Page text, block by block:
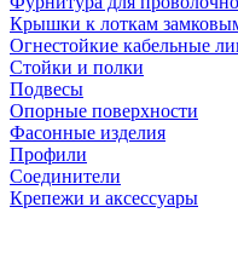
Крышки к лоткам
Огнестойкие кабельные
Стойки и полки
Подвесы
Опорные поверхности
Фасонные изделия
Профили
Соединители
Крепежи и аксессуары